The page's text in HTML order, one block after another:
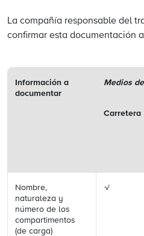
La compañía responsable del
confirmar esta documentación
Información a
documentar
Medios
Carretera
Nombre,
naturaleza y
número de los
compartimentos
(de carga)
√